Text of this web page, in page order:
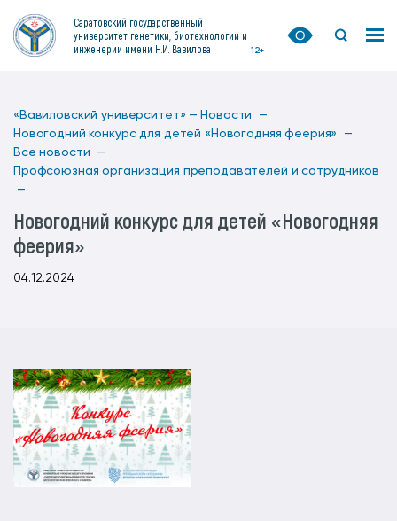
Саратовский государственный
университет генетики, биотехнологии и
инженерии имени Н.И. Вавилова
12+
«Вавиловский университет» — Новости —
Новогодний конкурс для детей «Новогодняя феерия» —
Все новости —
Профсоюзная организация преподавателей и сотрудников
—
Новогодний конкурс для детей «Новогодняя
феерия»
04.12.2024